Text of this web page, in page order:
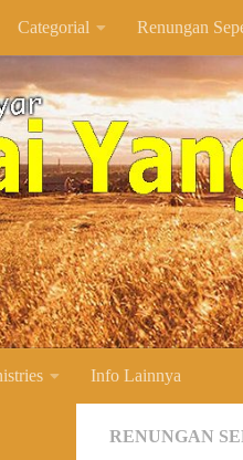
Categorial Renungan
Info Lainnya
RENUNGAN